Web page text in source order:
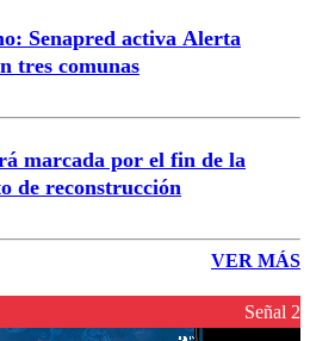
Senapred activa Alerta
tres comunas
marcada por el fin de la
de reconstrucción
VER MÁS
Señal 2